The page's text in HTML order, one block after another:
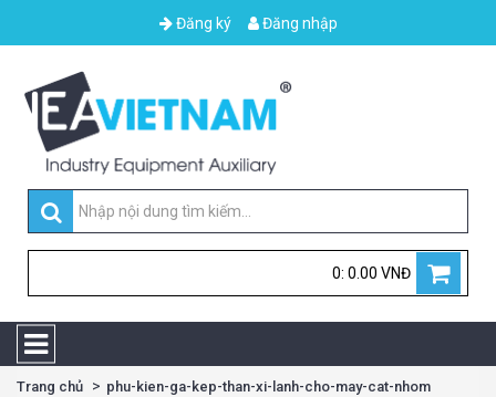
Đăng ký Đăng nhập
0: 0.00 VNĐ
Trang chủ phu-kien-ga-kep-than-xi-lanh-cho-may-cat-nhom